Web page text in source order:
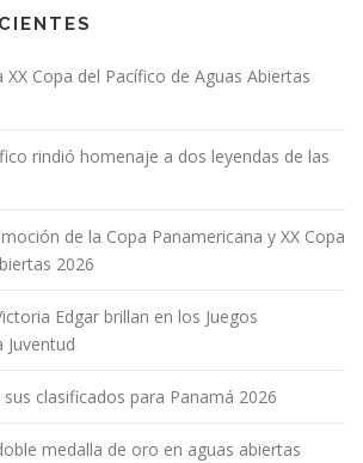
Copa del Pacífico de Aguas Abiertas
rindió homenaje a dos leyendas de las
de la Copa Panamericana y XX Copa
2026
Edgar brillan en los Juegos
Juventud
clasificados para Panamá 2026
medalla de oro en aguas abiertas